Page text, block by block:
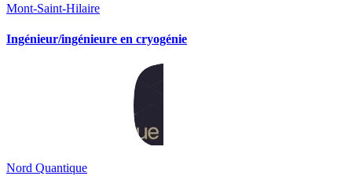
Mont-Saint-Hilaire
Ingénieur/ingénieure en cryogénie
Nord Quantique